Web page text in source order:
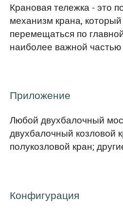
Крановая тележка - это
механизм крана,
перемещаться по
наиболее важной частью
Приложение
Любой двухбалочный
двухбалочный козловой
полукозловой кран;
Конфигурация